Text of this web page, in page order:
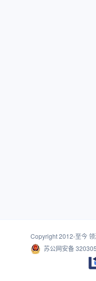
Copyright 2012-至今
苏公网安备